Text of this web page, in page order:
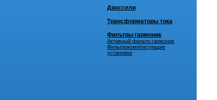
Дроссели
Трансформаторы тока
Фильтры гармоник
Активный фильтр гармоник
Фильтрокомпенсующие
установки